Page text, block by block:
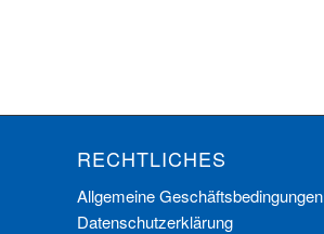
RECHTLICHES
Allgemeine Geschäftsbedingungen
Datenschutzerklärung